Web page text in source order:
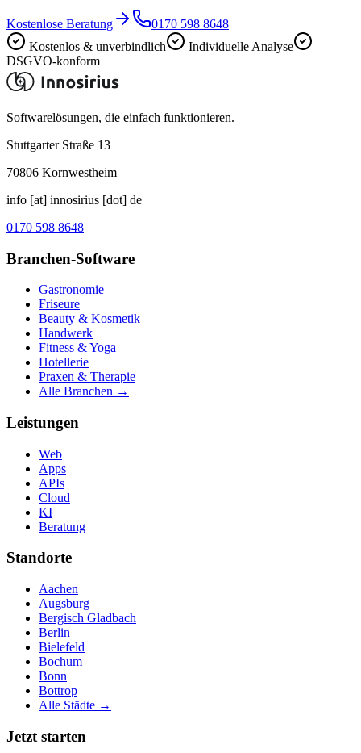
Kostenlose Beratung
0170 598 8648
Kostenlos & unverbindlich
Individuelle Analyse
DSGVO-konform
Softwarelösungen, die einfach funktionieren.
Stuttgarter Straße 13
70806 Kornwestheim
info [at] innosirius [dot] de
0170 598 8648
Branchen-Software
Gastronomie
Friseure
Beauty & Kosmetik
Handwerk
Fitness & Yoga
Hotellerie
Praxen & Therapie
Alle Branchen →
Leistungen
Web
Apps
APIs
Cloud
KI
Beratung
Standorte
Aachen
Augsburg
Bergisch Gladbach
Berlin
Bielefeld
Bochum
Bonn
Bottrop
Alle Städte →
Jetzt starten